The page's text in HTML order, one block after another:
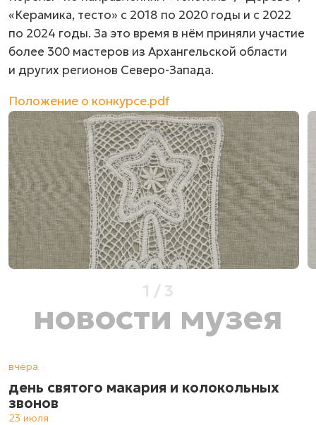
«Керамика, тесто» с 2018 по 2020 годы и с 2022
по 2024 годы. За это время в нём приняли участие
более 300 мастеров из Архангельской области
и других регионов Северо-Запада.
Положение о конкурсе.pdf
1 / 3
новости музея
вчера
день святого макария и колокольных
звонов
23 июля